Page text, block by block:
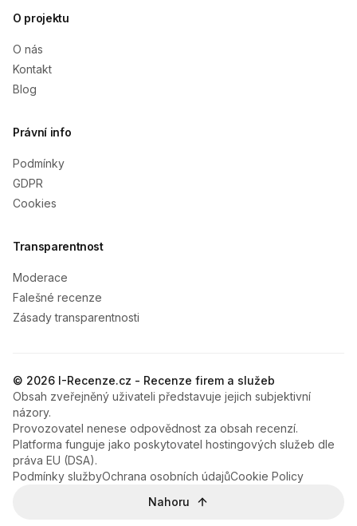
O projektu
O nás
Kontakt
Blog
Právní info
Podmínky
GDPR
Cookies
Transparentnost
Moderace
Falešné recenze
Zásady transparentnosti
© 2026 I-Recenze.cz - Recenze firem a služeb
Obsah zveřejněný uživateli představuje jejich subjektivní
názory.
Provozovatel nenese odpovědnost za obsah recenzí.
Platforma funguje jako poskytovatel hostingových služeb dle
práva EU (DSA).
Podmínky službyOchrana osobních údajůCookie Policy
Nahoru